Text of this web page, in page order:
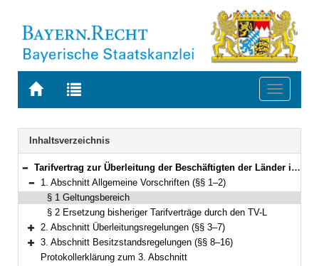
Zur
BAYERN.RECHT
Zur
letzten
Suche
Toggle
Navigation
Inhaltsverzeichnis
Bereich reduzieren
Tarifvertrag zur Überleitung der Beschäftigten der Länder in den TV-L und zur Regelung des Übergangsrechts (TVÜ-Länder) Vom 12. Oktober 2006 (§§ 1–30)
Bereich reduzieren
1. Abschnitt Allgemeine Vorschriften (§§ 1–2)
§ 1 Geltungsbereich
§ 2 Ersetzung bisheriger Tarifverträge durch den TV-L
Bereich erweitern
2. Abschnitt Überleitungsregelungen (§§ 3–7)
Bereich erweitern
3. Abschnitt Besitzstandsregelungen (§§ 8–16)
Protokollerklärung zum 3. Abschnitt